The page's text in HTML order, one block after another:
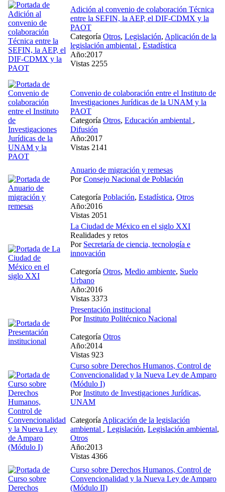
Adición al convenio de colaboración Técnica
entre la SEFIN, la AEP, el DIF-CDMX y la
PAOT
Categoría Otros, Legislación, Aplicación de la
legislación ambiental , Estadística
Año:2017
Vistas 2255
Convenio de colaboración entre el Instituto de
Investigaciones Jurídicas de la UNAM y la
PAOT
Categoría Otros, Educación ambiental ,
Difusión
Año:2017
Vistas 2141
Anuario de migración y remesas
PorConsejo Nacional de Población
Categoría Población, Estadística, Otros
Año:2016
Vistas 2051
La Ciudad de México en el siglo XXI
Realidades y retos
Por Secretaría de ciencia, tecnología e
innovación
Categoría Otros, Medio ambiente, Suelo
Urbano
Año:2016
Vistas 3373
Presentación institucional
PorInstituto Politécnico Nacional
Categoría Otros
Año:2014
Vistas 923
Curso sobre Derechos Humanos, Control de
Convencionalidad y la Nueva Ley de Amparo
(Módulo I)
PorInstituto de Investigaciones Jurídicas,
UNAM
Categoría Aplicación de la legislación
ambiental , Legislación, Legislación ambiental,
Otros
Año:2013
Vistas 4366
Curso sobre Derechos Humanos, Control de
Convencionalidad y la Nueva Ley de Amparo
(Módulo II)